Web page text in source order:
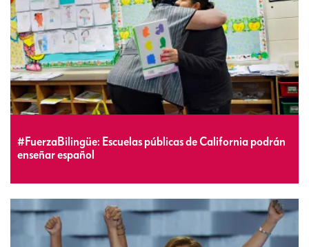
#FuerzaBilingüe: Escuelas públicas de California podrán
enseñar español